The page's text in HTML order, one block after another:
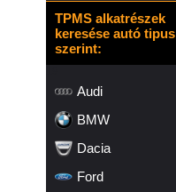
TPMS alkatrészek
keresése autó tipus
szerint:
Audi
BMW
Dacia
Ford